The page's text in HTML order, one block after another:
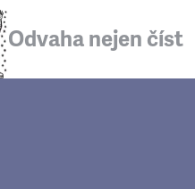
Odvaha nejen číst